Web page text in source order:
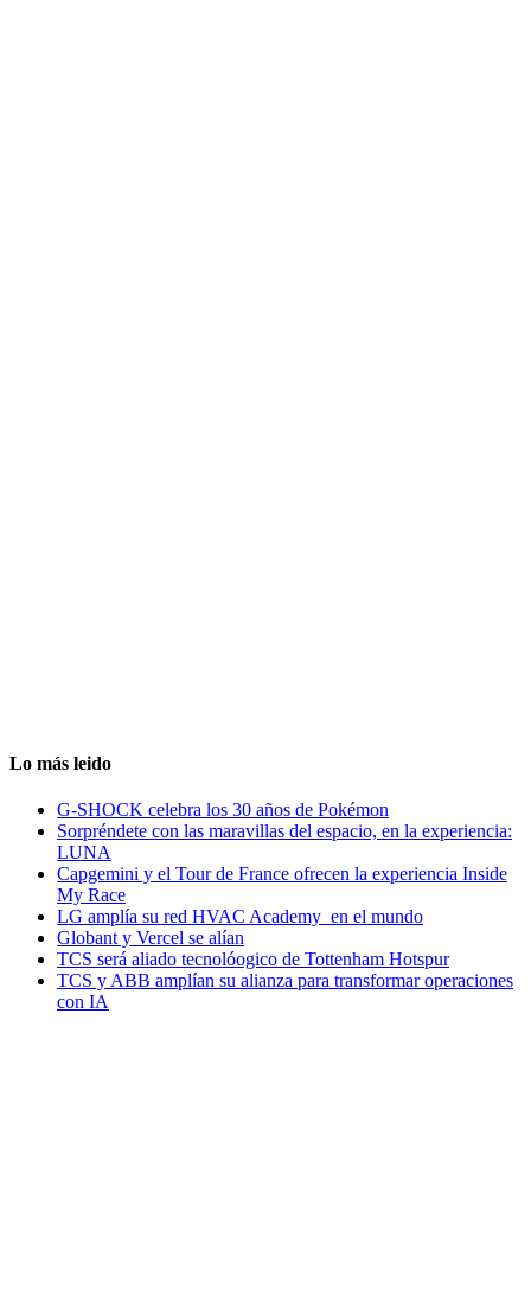
Lo más leido
G-SHOCK celebra los 30 años de Pokémon
Sorpréndete con las maravillas del espacio, en la experiencia:
LUNA
Capgemini y el Tour de France ofrecen la experiencia Inside
My Race
LG amplía su red HVAC Academy en el mundo
Globant y Vercel se alían
TCS será aliado tecnolóogico de Tottenham Hotspur
TCS y ABB amplían su alianza para transformar operaciones
con IA